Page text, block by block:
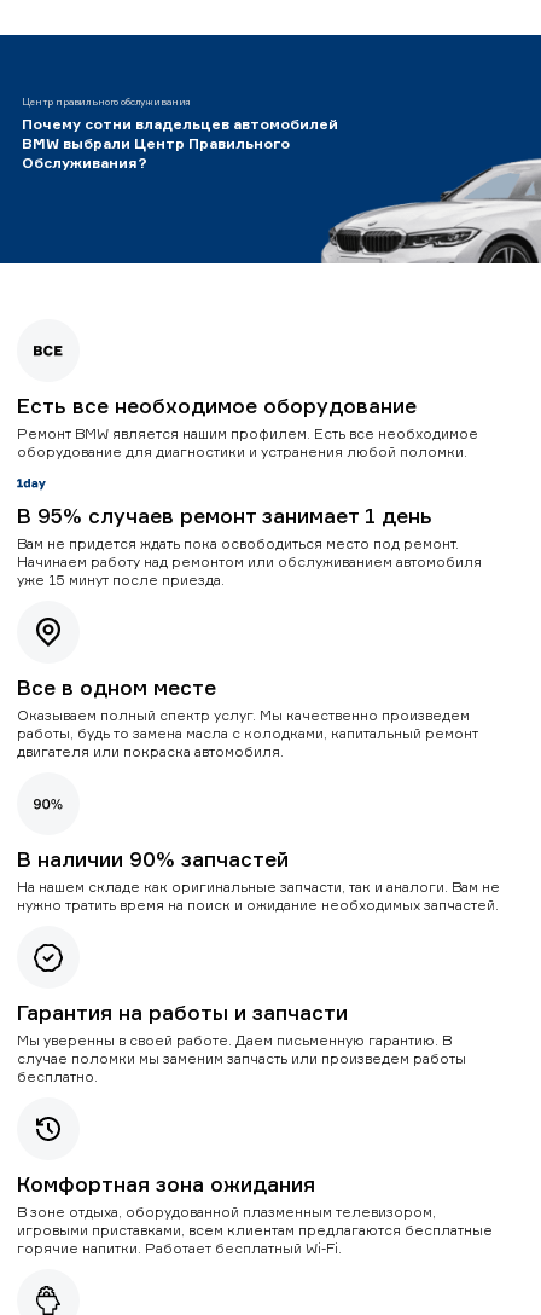
Центр правильного обслуживания
Почему сотни владельцев автомобилей
BMW выбрали Центр Правильного
Обслуживания?
Есть все необходимое оборудование
Ремонт BMW является нашим профилем. Есть все необходимое
оборудование для диагностики и устранения любой поломки.
В 95% случаев ремонт занимает 1 день
Вам не придется ждать пока освободиться место под ремонт.
Начинаем работу над ремонтом или обслуживанием автомобиля
уже 15 минут после приезда.
Все в одном месте
Оказываем полный спектр услуг. Мы качественно произведем
работы, будь то замена масла с колодками, капитальный ремонт
двигателя или покраска автомобиля.
В наличии 90% запчастей
На нашем складе как оригинальные запчасти, так и аналоги. Вам не
нужно тратить время на поиск и ожидание необходимых запчастей.
Гарантия на работы и запчасти
Мы уверенны в своей работе. Даем письменную гарантию. В
случае поломки мы заменим запчасть или произведем работы
бесплатно.
Комфортная зона ожидания
В зоне отдыха, оборудованной плазменным телевизором,
игровыми приставками, всем клиентам предлагаются бесплатные
горячие напитки. Работает бесплатный Wi-Fi.